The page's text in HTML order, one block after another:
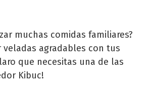
muchas comidas familiares?
veladas agradables con tus
que necesitas una de las
Kibuc!